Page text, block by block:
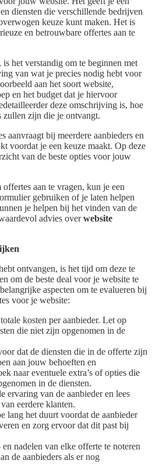
diensten die verschillende bedrijven
keuze kunt maken. Het is
en betrouwbare offertes aan te
het verstandig om te beginnen met
van wat je precies nodig hebt voor
aan het soort website,
en het budget dat je hiervoor
deze omschrijving is, hoe
zullen zijn die je ontvangt.
aanvraagt bij meerdere aanbieders en
voordat je een keuze maakt. Op deze
van de beste opties voor jouw
aan te vragen, kun je een
gebruiken of je laten helpen
je helpen bij het vinden van de
advies overwebsite
ontvangen, is het tijd om deze te
om de beste deal voor je website te
aspecten om te evalueren bij
voor je website:
kosten per aanbieder. Let op
die niet zijn opgenomen in de
dat de diensten die in de offerte zijn
aan jouw behoeften en
naar eventuele extra’s of opties die
in de diensten.
ervaring van de aanbieder en lees
eerdere klanten.
lang het duurt voordat de aanbieder
en zorg ervoor dat dit past bij
nadelen van elke offerte te noteren
de aanbieders als er nog